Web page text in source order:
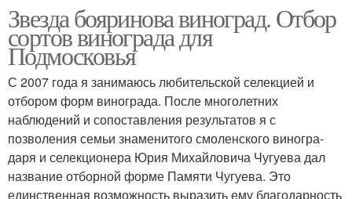
Звезда бояринова виноград. Отбор
сортов винограда для
Подмосковья
С 2007 года я занимаюсь любительской селекцией и
отбором форм винограда. После многолетних
наблюдений и сопо­ставления результатов я с
позволения се­мьи знаменитого смоленского виногра­
даря и селекционера Юрия Михайловича Чугуева дал
название отборной форме Памяти Чугуева. Это
единственная воз­можность выразить ему благодарность